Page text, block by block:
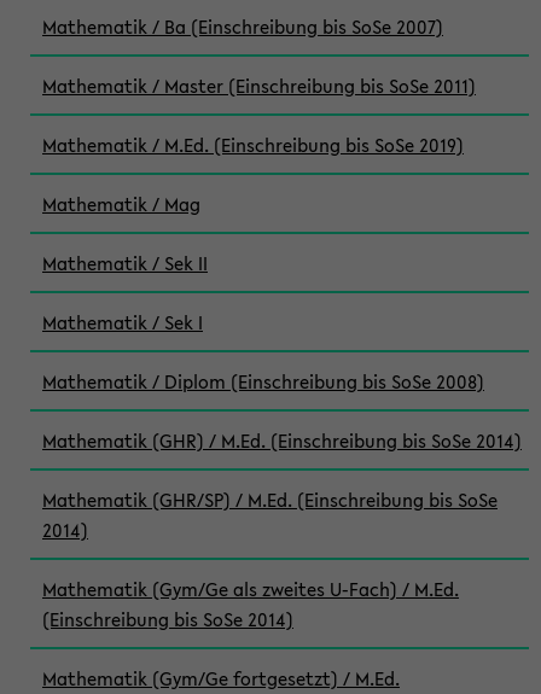
Mathematik / Ba (Einschreibung bis SoSe 2007)
Mathematik / Master (Einschreibung bis SoSe 2011)
Mathematik / M.Ed. (Einschreibung bis SoSe 2019)
Mathematik / Mag
Mathematik / Sek II
Mathematik / Sek I
Mathematik / Diplom (Einschreibung bis SoSe 2008)
Mathematik (GHR) / M.Ed. (Einschreibung bis SoSe 2014)
Mathematik (GHR/SP) / M.Ed. (Einschreibung bis SoSe
2014)
Mathematik (Gym/Ge als zweites U-Fach) / M.Ed.
(Einschreibung bis SoSe 2014)
Mathematik (Gym/Ge fortgesetzt) / M.Ed.